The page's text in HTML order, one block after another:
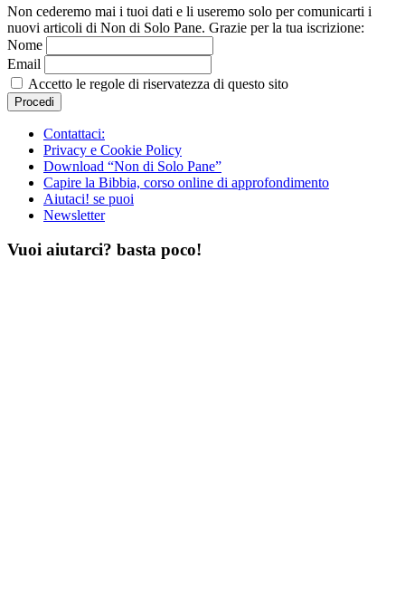
Non cederemo mai i tuoi dati e li useremo solo per comunicarti i
nuovi articoli di Non di Solo Pane. Grazie per la tua iscrizione:
Nome
Email
Accetto le regole di riservatezza di questo sito
Contattaci:
Privacy e Cookie Policy
Download “Non di Solo Pane”
Capire la Bibbia, corso online di approfondimento
Aiutaci! se puoi
Newsletter
Vuoi aiutarci? basta poco!